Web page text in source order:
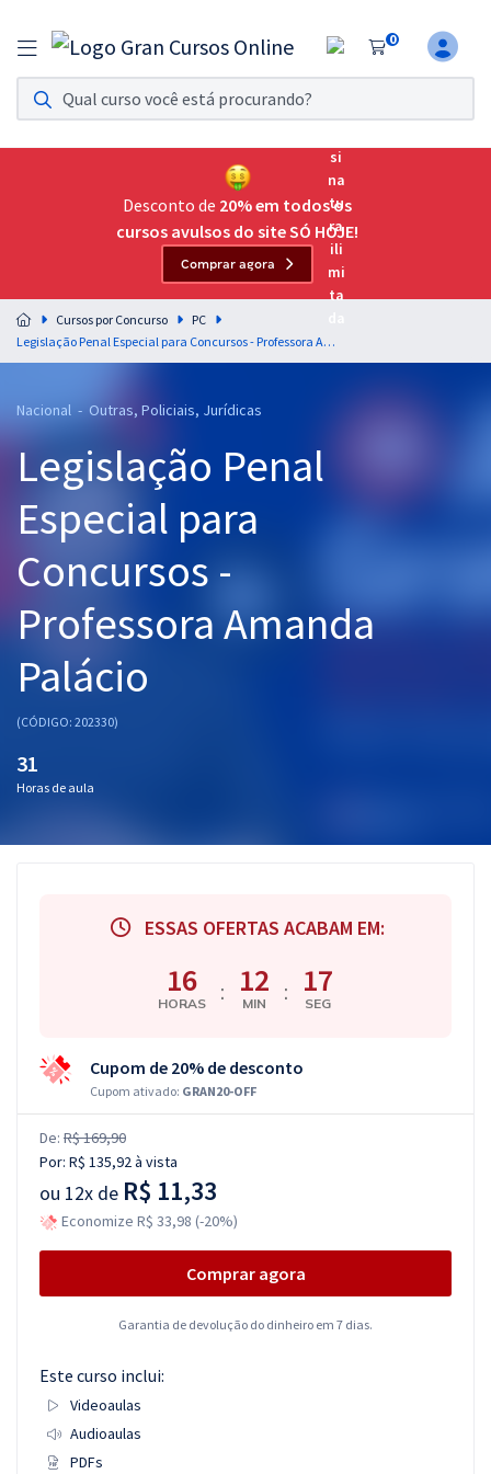
0
Assinatura Ilimitada 11
Acesso a todos os cursos. Teste grátis por 7 dias!
Assinatura OAB Até Passar
Acesso ilimitado a toda preparação para o Exame da
Residências Multiprofissionais
Preparação completa e intensiva para as principais
residências em saúde do Brasil
Cursos 20% OFF
Pós
Graduação
OAB
Mentorias
Questões grátis
Conteúdo gratuito
Aprovados
Desconto de 20% em todos os
cursos avulsos do site SÓ HOJE!
Comprar agora
Cursos por Concurso
PC
Legislação Penal Especial para Concursos - Professora Amanda Palácio
Nacional - Outras, Policiais, Jurídicas
Legislação Penal
Especial para
Concursos -
Professora Amanda
Palácio
(CÓDIGO: 202330)
31
Horas de aula
ESSAS OFERTAS ACABAM EM:
16
HORAS : 12
MIN : 16
SEG
Cupom de 20% de desconto
Cupom ativado: GRAN20-OFF
De: R$ 169,90
Por: R$ 135,92à vista
ou 12x de R$ 11,33
Economize R$ 33,98 (-20%)
Comprar agora
Garantia de devolução do dinheiro em 7 dias.
Este curso inclui:
Videoaulas
Audioaulas
PDFs